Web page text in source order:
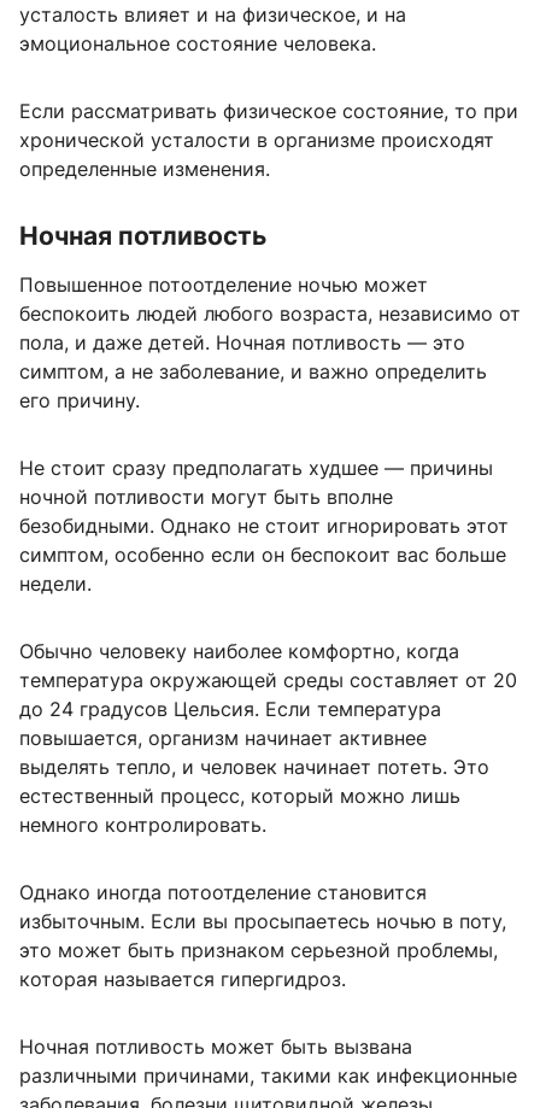
усталость влияет и на физическое, и на
эмоциональное состояние человека.
Если рассматривать физическое состояние, то при
хронической усталости в организме происходят
определенные изменения.
Ночная потливость
Повышенное потоотделение ночью может
беспокоить людей любого возраста, независимо от
пола, и даже детей. Ночная потливость — это
симптом, а не заболевание, и важно определить
его причину.
Не стоит сразу предполагать худшее — причины
ночной потливости могут быть вполне
безобидными. Однако не стоит игнорировать этот
симптом, особенно если он беспокоит вас больше
недели.
Обычно человеку наиболее комфортно, когда
температура окружающей среды составляет от 20
до 24 градусов Цельсия. Если температура
повышается, организм начинает активнее
выделять тепло, и человек начинает потеть. Это
естественный процесс, который можно лишь
немного контролировать.
Однако иногда потоотделение становится
избыточным. Если вы просыпаетесь ночью в поту,
это может быть признаком серьезной проблемы,
которая называется гипергидроз.
Ночная потливость может быть вызвана
различными причинами, такими как инфекционные